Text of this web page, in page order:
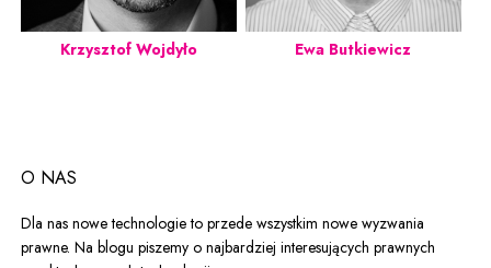
Krzysztof Wojdyło Ewa Butkiewicz
O NAS
Dla nas nowe technologie to przede wszystkim nowe wyzwania
prawne. Na blogu piszemy o najbardziej interesujących prawnych